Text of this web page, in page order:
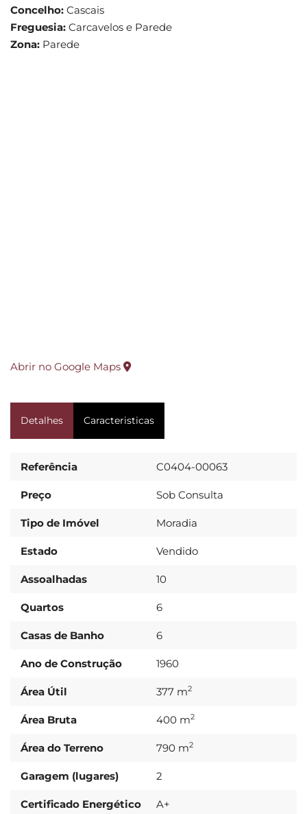
Concelho: Cascais
Freguesia: Carcavelos e Parede
Zona: Parede
Abrir no Google Maps
Detalhes Caracteristicas
Referência C0404-00063
Preço Sob Consulta
Tipo de Imóvel Moradia
Estado Vendido
Assoalhadas 10
Quartos 6
Casas de Banho 6
Ano de Construção 1960
Área Útil 377 m2
Área Bruta 400 m2
Área do Terreno 790 m2
Garagem (lugares) 2
Certificado Energético A+